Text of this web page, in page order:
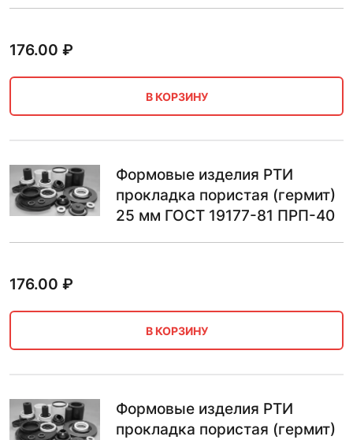
176.00 ₽
В КОРЗИНУ
Формовые изделия РТИ
прокладка пористая (гермит)
25 мм ГОСТ 19177-81 ПРП-40
176.00 ₽
В КОРЗИНУ
Формовые изделия РТИ
прокладка пористая (гермит)